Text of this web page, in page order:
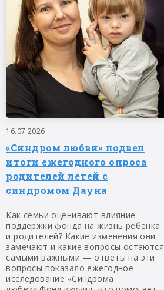
16.07.2026
«Синдром любви» подвел
итоги ежегодного опроса
родителей летей с
синдромом Дауна
Как семьи оценивают влияние
поддержки фонда на жизнь ребенка
и родителей? Какие изменения они
замечают и какие вопросы остаются
самыми важными — ответы на эти
вопросы показало ежегодное
исследование «Синдрома